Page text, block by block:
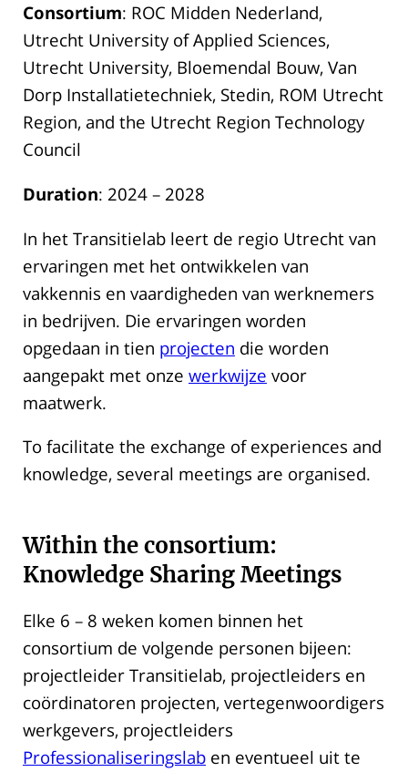
Consortium: ROC Midden Nederland,
Utrecht University of Applied Sciences,
Utrecht University, Bloemendal Bouw, Van
Dorp Installatietechniek, Stedin, ROM Utrecht
Region, and the Utrecht Region Technology
Council
Duration: 2024 – 2028
In het Transitielab leert de regio Utrecht van
ervaringen met het ontwikkelen van
vakkennis en vaardigheden van werknemers
in bedrijven. Die ervaringen worden
opgedaan in tien projecten die worden
aangepakt met onze werkwijze voor
maatwerk.
To facilitate the exchange of experiences and
knowledge, several meetings are organised.
Within the consortium:
Knowledge Sharing Meetings
Elke 6 – 8 weken komen binnen het
consortium de volgende personen bijeen:
projectleider Transitielab, projectleiders en
coördinatoren projecten, vertegenwoordigers
werkgevers, projectleiders
Professionaliseringslab en eventueel uit te